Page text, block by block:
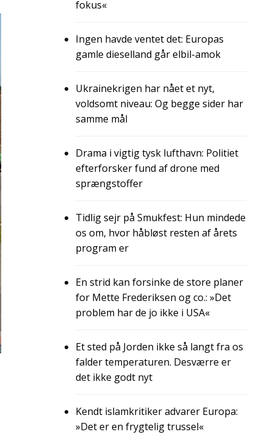
fokus«
Ingen havde ventet det: Europas
gamle dieselland går elbil-amok
Ukrainekrigen har nået et nyt,
voldsomt niveau: Og begge sider har
samme mål
Drama i vigtig tysk lufthavn: Politiet
efterforsker fund af drone med
sprængstoffer
Tidlig sejr på Smukfest: Hun mindede
os om, hvor håbløst resten af årets
program er
En strid kan forsinke de store planer
for Mette Frederiksen og co.: »Det
problem har de jo ikke i USA«
Et sted på Jorden ikke så langt fra os
falder temperaturen. Desværre er
det ikke godt nyt
Kendt islamkritiker advarer Europa:
»Det er en frygtelig trussel«